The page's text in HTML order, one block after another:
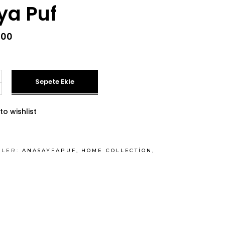
Puf
Sepete Ekle
wishlist
ANASAYFAPUF , HOME COLLECTION ,